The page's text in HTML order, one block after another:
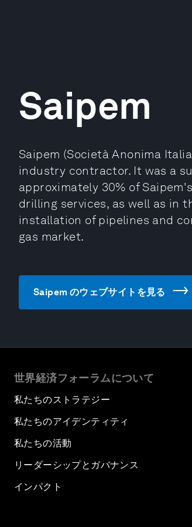
Saipem
Saipem (Società Anonima
industry contractor. It was a
approximately 30% of
drilling services, as well as in
installation of pipelines and
gas market.
Saipem のウェブサイトを見る
世界経済フォーラムについて
私たちのストラテジー
私たちのアイデンティティ
私たちの活動
リーダーシップとガバナンス
インパクト